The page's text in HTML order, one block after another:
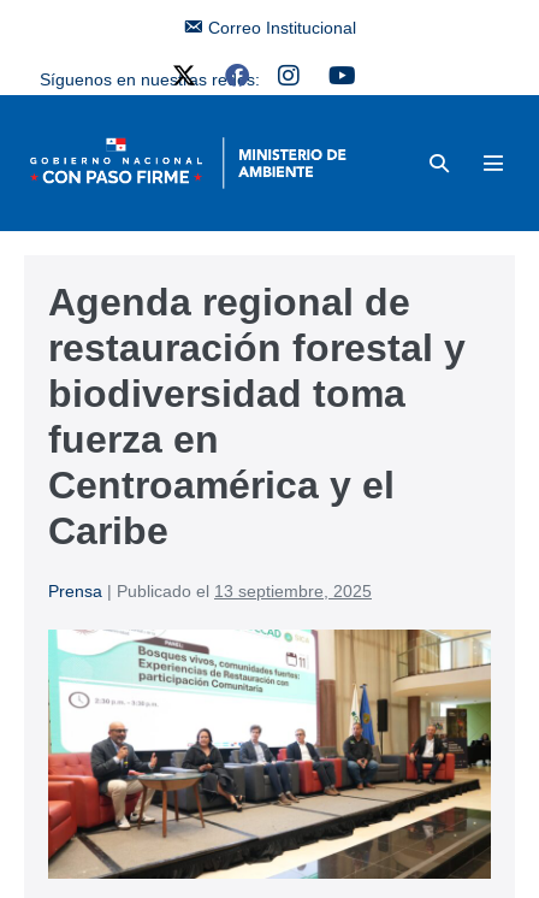
Correo Institucional
Síguenos en nuestras redes:
Agenda regional de
restauración forestal y
biodiversidad toma
fuerza en
Centroamérica y el
Caribe
Prensa | Publicado el 13 septiembre, 2025